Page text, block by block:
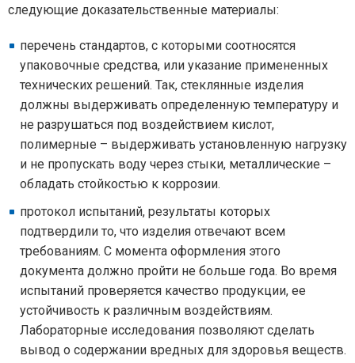
следующие доказательственные материалы:
перечень стандартов, с которыми соотносятся
упаковочные средства, или указание примененных
технических решений. Так, стеклянные изделия
должны выдерживать определенную температуру и
не разрушаться под воздействием кислот,
полимерные – выдерживать установленную нагрузку
и не пропускать воду через стыки, металлические –
обладать стойкостью к коррозии.
протокол испытаний, результаты которых
подтвердили то, что изделия отвечают всем
требованиям. С момента оформления этого
документа должно пройти не больше года. Во время
испытаний проверяется качество продукции, ее
устойчивость к различным воздействиям.
Лабораторные исследования позволяют сделать
вывод о содержании вредных для здоровья веществ.